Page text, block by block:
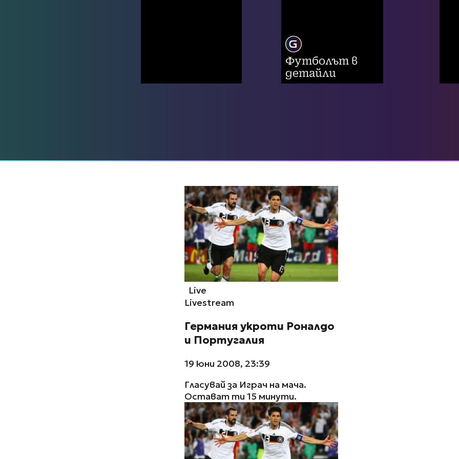
Футболът в
детайли
Live
Livestream
Германия укроти Роналдо
и Португалия
19 юни 2008, 23:39
Гласувай за Играч на мача.
Остават ти 15 минути.